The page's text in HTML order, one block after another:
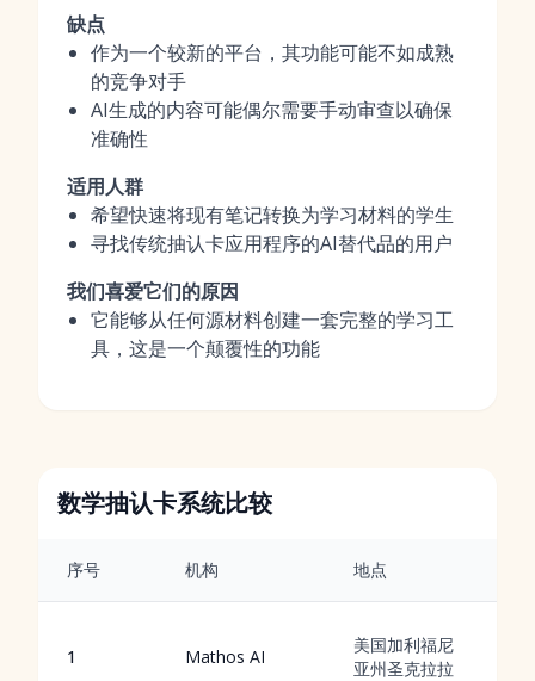
缺点
作为一个较新的平台，其功能可能不如成熟
的竞争对手
AI生成的内容可能偶尔需要手动审查以确保
准确性
适用人群
希望快速将现有笔记转换为学习材料的学生
寻找传统抽认卡应用程序的AI替代品的用户
我们喜爱它们的原因
它能够从任何源材料创建一套完整的学习工
具，这是一个颠覆性的功能
数学抽认卡系统比较
序号 机构 地点
1 Mathos AI
美国加利福尼
亚州圣克拉拉